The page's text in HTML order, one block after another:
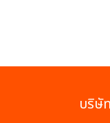
บริษั